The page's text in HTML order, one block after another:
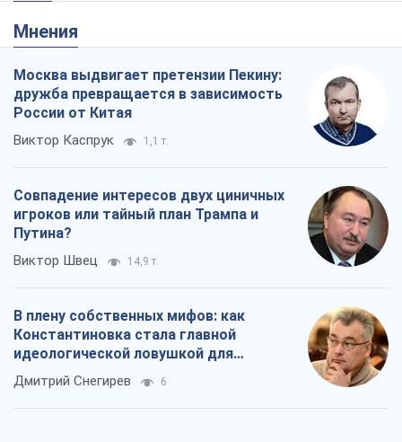
Мнения
Москва выдвигает претензии Пекину:
дружба превращается в зависимость
России от Китая
Виктор Каспрук 1,1 т.
Совпадение интересов двух циничных
игроков или тайный план Трампа и
Путина?
Виктор Швец 14,9 т.
В плену собственных мифов: как
Константиновка стала главной
идеологической ловушкой для
российских оккупантов
Дмитрий Снегирев 6